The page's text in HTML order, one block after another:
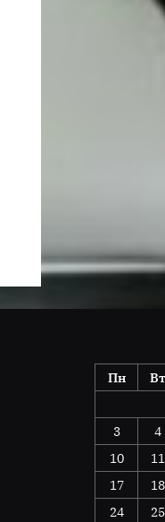
Пн
Вт
3
4
10
11
17
18
24
25